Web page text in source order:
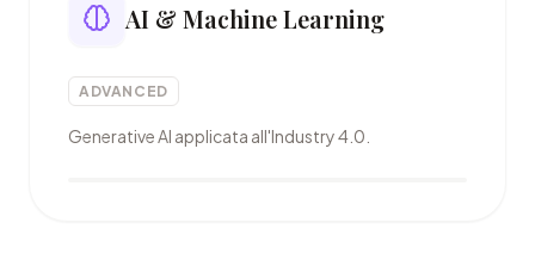
AI & Machine Learning
ADVANCED
Generative AI applicata all'Industry 4.0.